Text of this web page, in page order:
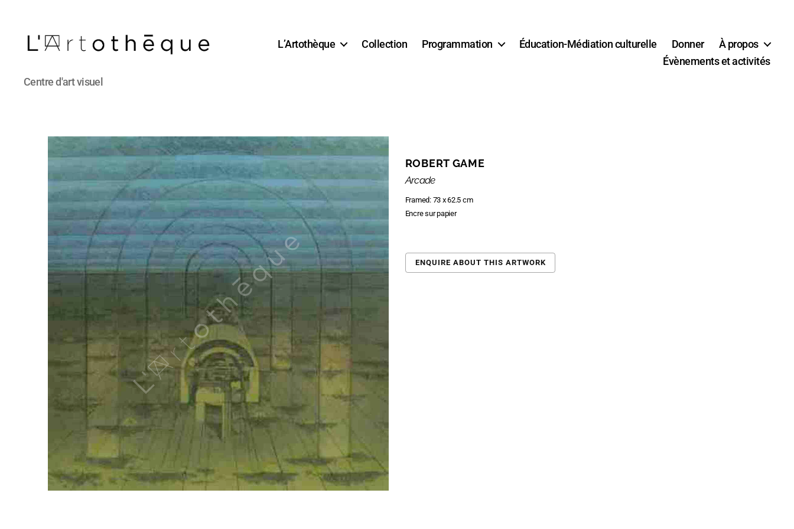
L'Artothèque
Centre d'art visuel
L’Artothèque Collection Programmation Éducation-Médiation culturelle Donner
À propos
Évènements et activités
ROBERT GAME
Arcade
Framed: 73 x 62.5 cm
Encre sur papier
ENQUIRE ABOUT THIS ARTWORK